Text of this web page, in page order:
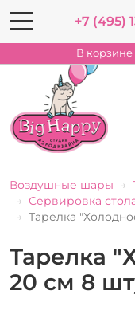
+7 (495)
В корзине
Воздушные шары
Сервировка
Тарелка
Тарелка
20 см 8